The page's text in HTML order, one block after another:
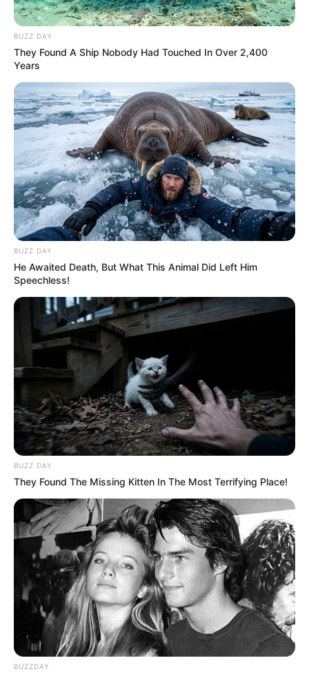
BUZZ DAY
They Found A Ship Nobody Had Touched In Over 2,400
Years
BUZZ DAY
He Awaited Death, But What This Animal Did Left Him
Speechless!
BUZZ DAY
They Found The Missing Kitten In The Most Terrifying Place!
BUZZDAY